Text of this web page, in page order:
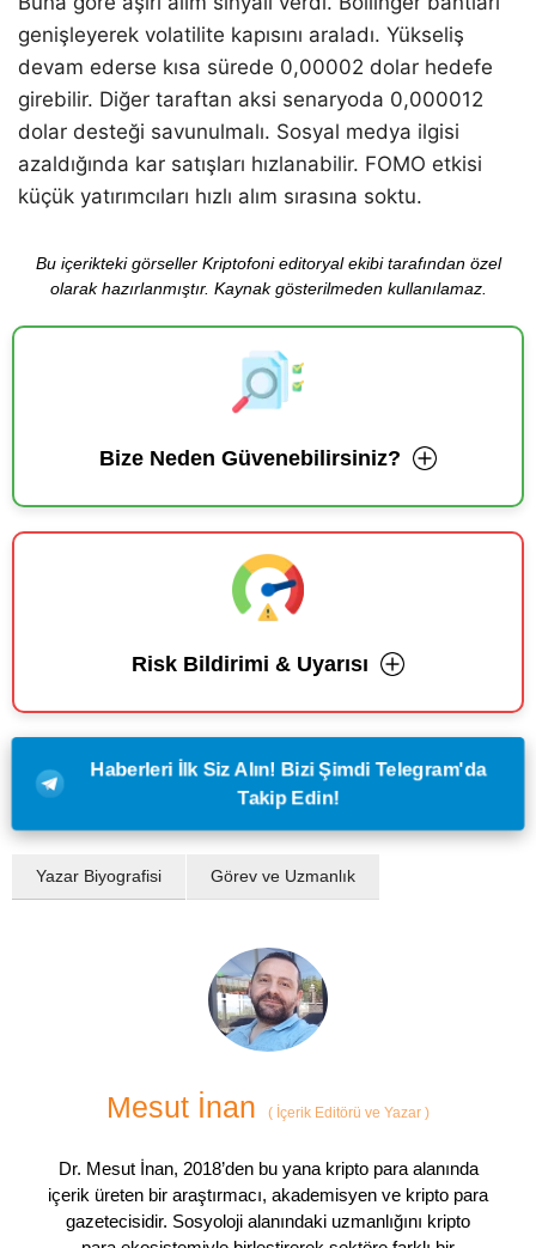
genişleyerek volatilite kapısını araladı. Yükseliş
devam ederse kısa sürede 0,00002 dolar hedefe
girebilir. Diğer taraftan aksi senaryoda 0,000012
dolar desteği savunulmalı. Sosyal medya ilgisi
azaldığında kar satışları hızlanabilir. FOMO etkisi
küçük yatırımcıları hızlı alım sırasına soktu.
Bu içerikteki görseller Kriptofoni editoryal ekibi tarafından özel
olarak hazırlanmıştır. Kaynak gösterilmeden kullanılamaz.
Bize Neden Güvenebilirsiniz?
Risk Bildirimi & Uyarısı
Haberleri İlk Siz Alın! Bizi Şimdi Telegram'da
Takip Edin!
Yazar Biyografisi Görev ve Uzmanlık
Mesut İnan ( İçerik Editörü ve Yazar )
Dr. Mesut İnan, 2018’den bu yana kripto para alanında
içerik üreten bir araştırmacı, akademisyen ve kripto para
gazetecisidir. Sosyoloji alanındaki uzmanlığını kripto